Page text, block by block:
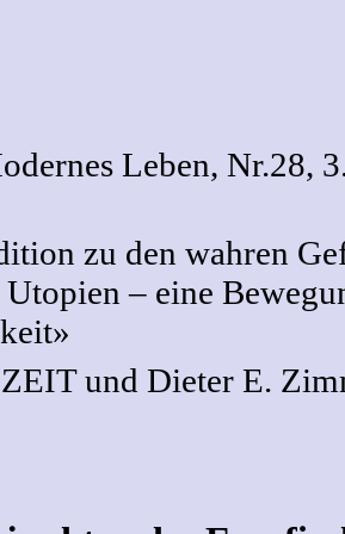
Leben, Nr.28,
zu den wahren
– eine
und Dieter E.